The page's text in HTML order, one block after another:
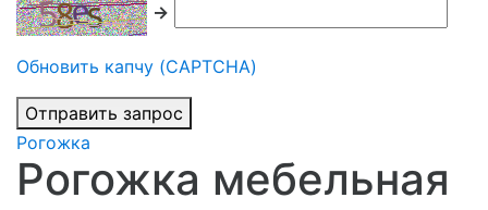
→
Обновить капчу (CAPTCHA)
Рогожка
Рогожка мебельная